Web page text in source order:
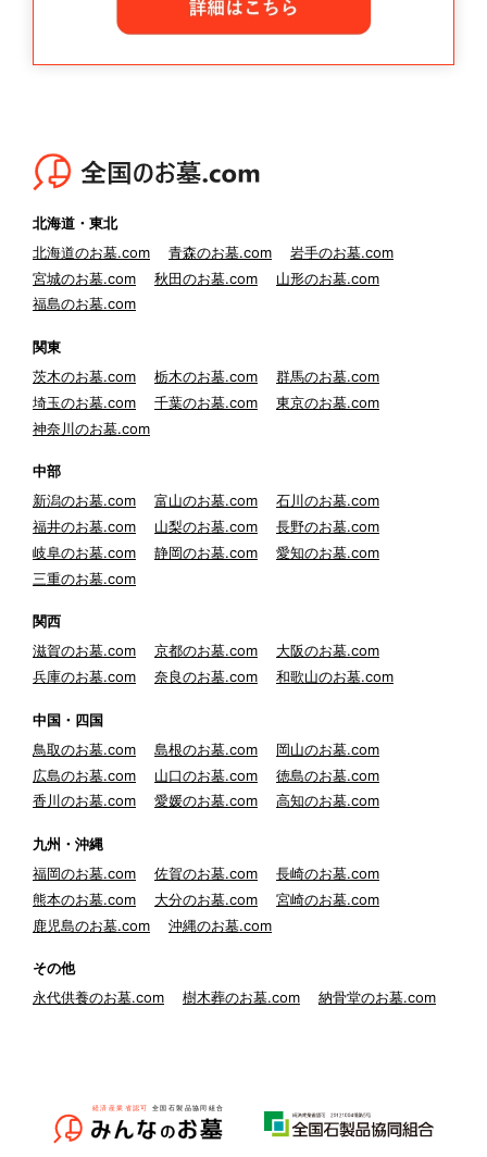
北海道・東北
北海道のお墓.com
青森のお墓.com
岩手のお墓.com
宮城のお墓.com
秋田のお墓.com
山形のお墓.com
福島のお墓.com
関東
茨木のお墓.com
栃木のお墓.com
群馬のお墓.com
埼玉のお墓.com
千葉のお墓.com
東京のお墓.com
神奈川のお墓.com
中部
新潟のお墓.com
富山のお墓.com
石川のお墓.com
福井のお墓.com
山梨のお墓.com
長野のお墓.com
岐阜のお墓.com
静岡のお墓.com
愛知のお墓.com
三重のお墓.com
関西
滋賀のお墓.com
京都のお墓.com
大阪のお墓.com
兵庫のお墓.com
奈良のお墓.com 和歌山のお墓.com
中国・四国
鳥取のお墓.com
島根のお墓.com
岡山のお墓.com
広島のお墓.com
山口のお墓.com
徳島のお墓.com
香川のお墓.com
愛媛のお墓.com 高知のお墓.com
九州・沖縄
福岡のお墓.com
佐賀のお墓.com
長崎のお墓.com
熊本のお墓.com
大分のお墓.com
宮崎のお墓.com
鹿児島のお墓.com
沖縄のお墓.com
その他
永代供養のお墓.com
樹木葬のお墓.com 納骨堂のお墓.com